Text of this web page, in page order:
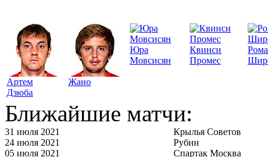
Артем
Дзюба
Жано
Юра
Мовсисян
Квинси
Промес
Ближайшие матчи:
31 июля 2021
Крылья Советов
24 июля 2021
Рубин
05 июля 2021
Спартак Москва